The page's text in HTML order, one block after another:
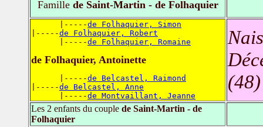
Famillede Saint-Martin - de Folhaquier
      |-----
de Folhaquier, Simon
|-----de Folhaquier, Robert
      |-----
de Folhaquier, Romaine
de Folhaquier, Antoinette
      |-----
de Belcastel, Raimond
|-----de Belcastel, Anne
      |-----
de Montvaillant, Jeanne
(48)
Les 2 enfants du couple de Saint-Martin - de
Folhaquier